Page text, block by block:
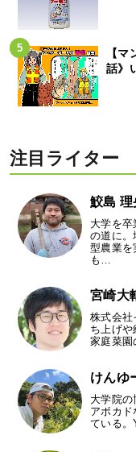
【
話》
注目ライター
鮫島 理
大学を
の道に。
型農業を
も…
宮崎大
株式会社
ち上げ
家庭菜
けんゆ
大学院
アボカド
ている。